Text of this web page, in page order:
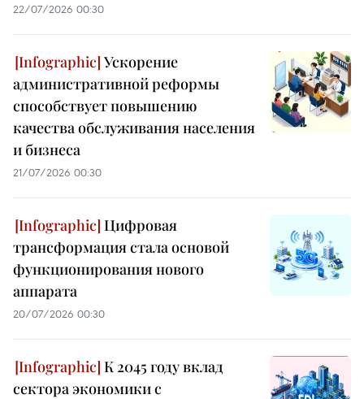
22/07/2026 00:30
Ускорение
административной реформы
способствует повышению
качества обслуживания населения
и бизнеса
21/07/2026 00:30
Цифровая
трансформация стала основой
функционирования нового
аппарата
20/07/2026 00:30
К 2045 году вклад
сектора экономики с